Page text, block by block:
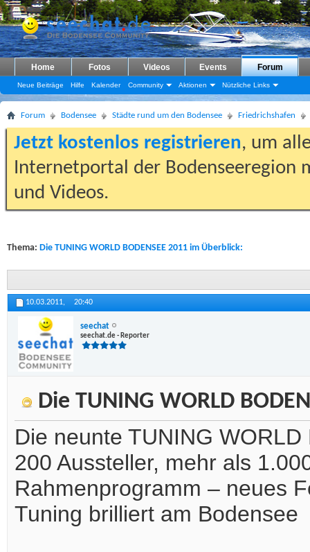
Home Fotos Videos Events Forum
Neue Beiträge Hilfe Kalender Community Aktionen Nützliche Links
Forum Bodensee Städte rund um den Bodensee Friedrichshafen
Jetzt kostenlos registrieren, um
Internetportal der Bodenseeregion
und Videos.
Thema: Die TUNING WORLD BODENSEE 2011 im Überblick:
10.03.2011, 20:40
seechat
seechat.de - Reporter
Die TUNING WORLD
Die neunte TUNING
200 Aussteller, mehr als
Rahmenprogramm – neues
Tuning brilliert am Bodensee